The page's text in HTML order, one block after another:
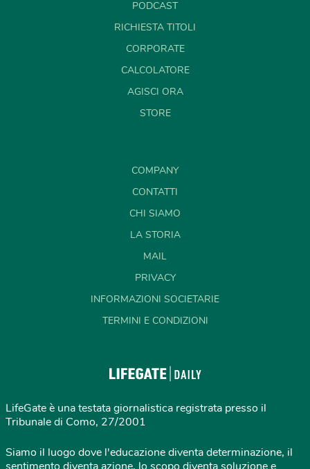
PODCAST
RICHIESTA TITOLI
CORPORATE
CALCOLATORE
AGISCI ORA
STORE
COMPANY
CONTATTI
CHI SIAMO
LA STORIA
MAIL
PRIVACY
INFORMAZIONI SOCIETARIE
TERMINI E CONDIZIONI
LifeGate è una testata giornalistica registrata presso il
Tribunale di Como, 27/2001
Siamo il luogo dove l'educazione diventa determinazione, il